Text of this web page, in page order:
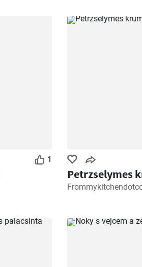
1
Petrzselymes